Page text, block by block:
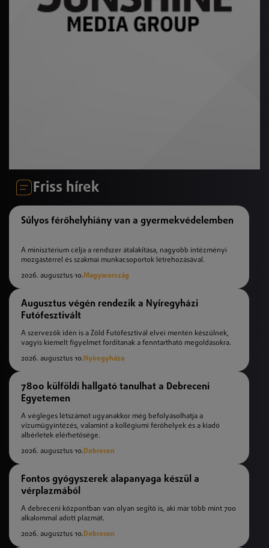
Friss hírek
Súlyos férőhelyhiány van a gyermekvédelemben
A minisztérium célja a rendszer átalakítása, nagyobb intézményi
mozgástérrel és szakmai munkacsoportok létrehozásával.
2026. augusztus 10.Magyarország
Augusztus végén rendezik a Nyíregyházi
Futófesztivált
A szervezők idén is a Zöld Futófesztivál elvei mentén készülnek,
vagyis kiemelt figyelmet fordítanak a fenntartható megoldásokra.
2026. augusztus 10. Nyíregyháza
7800 külföldi hallgató tanulhat a Debreceni
Egyetemen
A végleges létszámot ugyanakkor még befolyásolhatja a
vízumügyintézés, valamint a kollégiumi férőhelyek és a kiadó
albérletek elérhetősége.
2026. augusztus 10.Debrecen
Fontos gyógyszerek alapanyaga készül a
vérplazmából
A debreceni központban van olyan segítő is, aki már több mint 700
alkalommal adott plazmát.
2026. augusztus 10.Debrecen